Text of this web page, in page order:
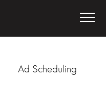
Ad Scheduling